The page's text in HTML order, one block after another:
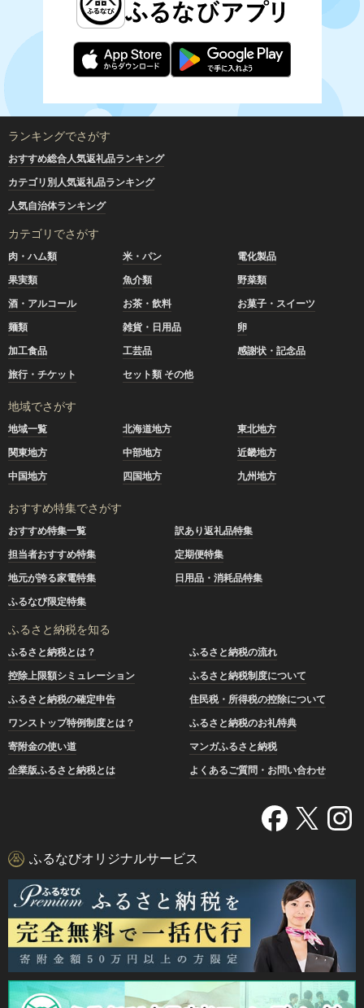
ランキングでさがす
おすすめ総合人気返礼品ランキング
カテゴリ別人気返礼品ランキング
人気自治体ランキング
カテゴリでさがす
肉・ハム類 米・パン
電化製品
果実類
魚介類
野菜類
酒・アルコール
お茶・飲料
お菓子・スイーツ
麺類
雑貨・日用品
卵
加工食品
工芸品
感謝状・記念品
旅行・チケット
セット類 その他
地域でさがす
地域一覧 北海道地方
東北地方
関東地方
中部地方
近畿地方
中国地方
四国地方 九州地方
おすすめ特集でさがす
おすすめ特集一覧
訳あり返礼品特集
担当者おすすめ特集
定期便特集
地元が誇る家電特集
日用品・消耗品特集
ふるなび限定特集
ふるさと納税を知る
ふるさと納税とは？
ふるさと納税の流れ
控除上限額シミュレーション
ふるさと納税制度について
ふるさと納税の確定申告
住民税・所得税の控除について
ワンストップ特例制度とは？
ふるさと納税のお礼特典
寄附金の使い道
マンガふるさと納税
企業版ふるさと納税とは
よくあるご質問・お問い合わせ
ふるなびオリジナルサービス